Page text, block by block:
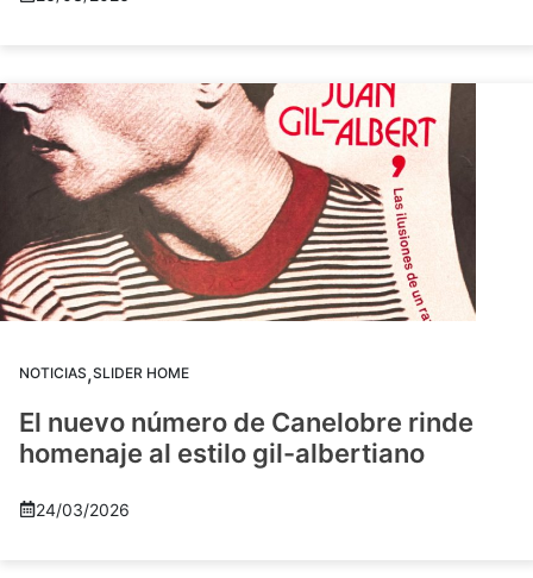
NOTICIAS,SLIDER HOME
El nuevo número de Canelobre rinde
homenaje al estilo gil-albertiano
24/03/2026